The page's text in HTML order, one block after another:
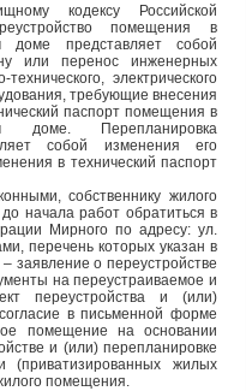
кодексу Российской
помещения в
доме представляет собой
или перенос инженерных
электрического
требующие внесения
паспорт помещения в
доме. Перепланировка
собой изменения его
в технический паспорт
собственнику жилого
начала работ обратиться в
Мирного по адресу: ул.
перечень которых указан в
заявление о переустройстве
на переустраиваемое и
переустройства и (или)
в письменной форме
помещение на основании
и (или) перепланировке
(приватизированных жилых
помещения.